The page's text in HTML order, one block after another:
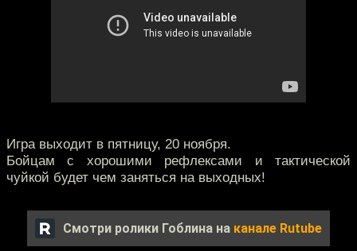
Игра выходит в пятницу, 20 ноября.
Бойцам с хорошими рефлексами и тактической
чуйкой будет чем заняться на выходных!
Смотри ролики Гоблина на канале Rutube